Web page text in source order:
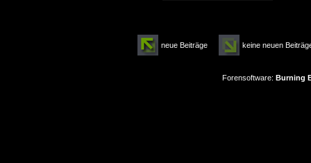
neue Beiträge keine neuen
Forensoftware: Burning